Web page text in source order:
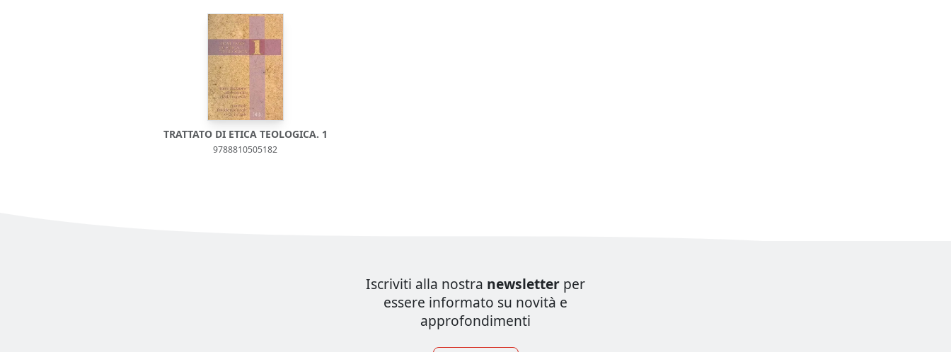
TRATTATO DI ETICA TEOLOGICA. 1
9788810505182
Iscriviti alla nostra newsletter per
essere informato su novità e
approfondimenti